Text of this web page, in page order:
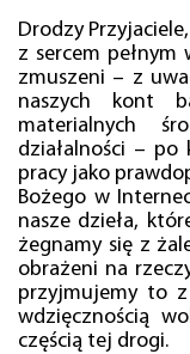
Drodzy Przyjaciele,
z sercem pełnym
zmuszeni – z
naszych kont
materialnych
działalności –
pracy jako
Bożego w
nasze dzieła,
żegnamy się z
obrażeni na
przyjmujemy to z
wdzięcznością
częścią tej drogi.